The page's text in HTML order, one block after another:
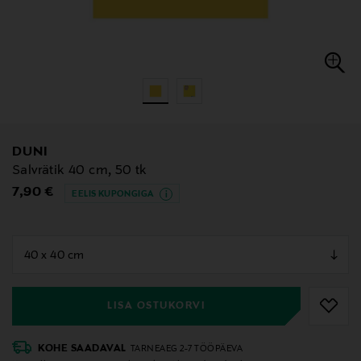
DUNI
Salvrätik 40 cm, 50 tk
Original Price
7,90 € EELIS KUPONGIGA
LISA OSTUKORVI
KOHE SAADAVAL TARNEAEG 2-7 TÖÖPÄEVA